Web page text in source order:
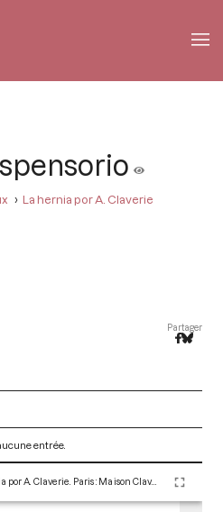
La hernia por A. Claverie
Partager
entrée.
Claverie Auguste. La hernia por A. Claverie. Paris : Maison Claverie, 1920. 104 p. (Corsets et matériels médicaux, 10)